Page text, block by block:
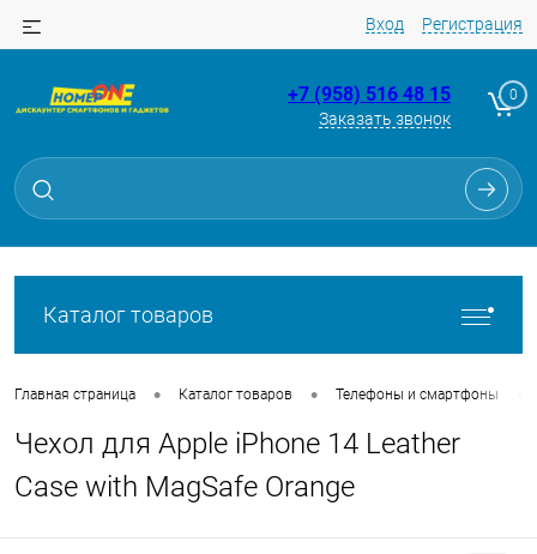
Вход Регистрация
+7 (958) 516 48 15
Заказать звонок
0
Каталог товаров
Главная страница • Каталог товаров • Телефоны и смартфоны
Чехол для Apple iPhone 14 Leather
Case with MagSafe Orange
Для клиентов всех банков
Разбейте
без переплат
Сегодня